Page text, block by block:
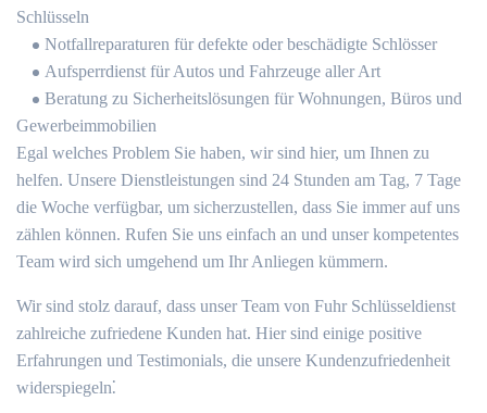
Schlüsseln
Notfallreparaturen für defekte oder beschädigte Schlösser
Aufsperrdienst für Autos und Fahrzeuge aller Art
Beratung zu Sicherheitslösungen für Wohnungen, Büros und
Gewerbeimmobilien
Egal welches Problem Sie haben, wir sind hier, um Ihnen zu
helfen.​ Unsere Dienstleistungen sind 24 Stunden am Tag, 7 Tage
die Woche verfügbar, um sicherzustellen, dass Sie immer auf uns
zählen können.​ Rufen Sie uns einfach an und unser kompetentes
Team wird sich umgehend um Ihr Anliegen kümmern.​
Wir sind stolz darauf, dass unser Team von Fuhr Schlüsseldienst
zahlreiche zufriedene Kunden hat.​ Hier sind einige positive
Erfahrungen und Testimonials, die unsere Kundenzufriedenheit
widerspiegeln⁚